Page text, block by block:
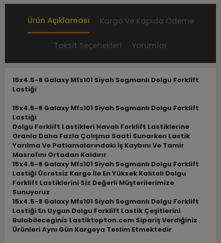
Ürün Açıklaması Kargo Ve Kapıda Ödeme
Taksit Seçenekleri Yorumlar
15x4.5-8 Galaxy Mfs101 Siyah Segmanlı Dolgu Forklift
Lastiği
15x4.5-8 Galaxy Mfs101 Siyah Segmanlı Dolgu Forklift
Lastiği
Dolgu Forklift Lastikleri Havalı Forklift Lastiklerine
Oranla Daha Fazla Çalışma Saati Sunarken Lastik
Yarılma Ve Patlamalarındaki İş Kaybını Ve Tamir
Masrafını Ortadan Kaldırır
15x4.5-8 Galaxy Mfs101 Siyah Segmanlı Dolgu Forklift
Lastiği Ücretsiz Kargo İle En Yüksek Kaliteli Dolgu
Forklift Lastiklerini Siz Değerli Müşterilerimize
Sunuyoruz
15x4.5-8 Galaxy Mfs101 Siyah Segmanlı Dolgu Forklift
Lastiği En Uygun Dolgu Forklift Lastik Çeşitlerini
Bulabileceginiz Lastiktoptan.com Sipariş Verdiğiniz
Ürünleri Aynı Gün Kargoya Teslim Etmektedir